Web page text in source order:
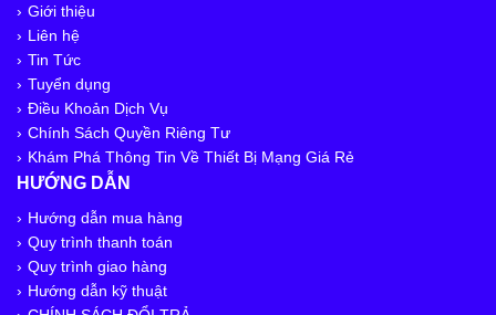
Giới thiệu
Liên hệ
Tin Tức
Tuyển dụng
Điều Khoản Dịch Vụ
Chính Sách Quyền Riêng Tư
Khám Phá Thông Tin Về Thiết Bị Mạng Giá Rẻ
HƯỚNG DẪN
Hướng dẫn mua hàng
Quy trình thanh toán
Quy trình giao hàng
Hướng dẫn kỹ thuật